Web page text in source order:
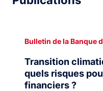
Transition
quels risques
financiers ?
Bulletin de la Banque